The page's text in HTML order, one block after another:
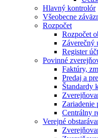
Hlavný kontrolór
Všeobecne
Rozpočet
Rozpočet
Záverečný
Register
Povinné
Faktúry,
Predaj a
Štandardy
Zariadenie
Centrálny
Verejné